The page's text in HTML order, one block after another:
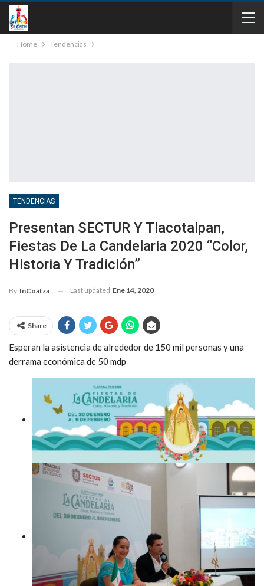
Home Tendencias
TENDENCIAS
Presentan SECTUR Y Tlacotalpan,
Fiestas De La Candelaria 2020 “Color,
Historia Y Tradición”
By InCoatza Last updated Ene 14, 2020
Share
Esperan la asistencia de alrededor de 150 mil personas y una
derrama económica de 50 mdp